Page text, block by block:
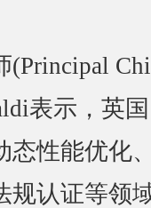
表示，英
态性能优化
规认证等领